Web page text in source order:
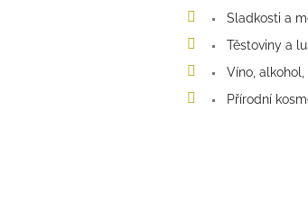
Sladkosti a
Těstoviny a
Víno,
Přírodní